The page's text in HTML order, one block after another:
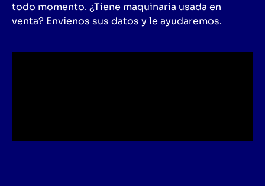
todo momento. ¿Tiene maquinaria usada en
venta? Envíenos sus datos y le ayudaremos.